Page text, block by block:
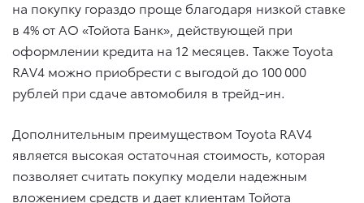
на покупку гораздо проще благодаря низкой ставке
в 4% от АО «Тойота Банк», действующей при
оформлении кредита на 12 месяцев. Также Toyota
RAV4 можно приобрести с выгодой до 100 000
рублей при сдаче автомобиля в трейд-ин.
Дополнительным преимуществом Toyota RAV4
является высокая остаточная стоимость, которая
позволяет считать покупку модели надежным
вложением средств и дает клиентам Тойота